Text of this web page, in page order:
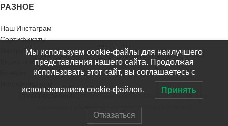
РАЗНОЕ
Наш Инстаграм
Сертификаты
Инструкции
Видео-инструкции
2019 Интернет-магазин СТРОЙПОСТАВЩИК носит
информационный характер и не является публичной офертой.
Мы используем cookie-файлы для наилучшего
представления нашего сайта. Продолжая
использовать этот сайт, вы соглашаетесь с
использованием cookie-файлов. Принять
Отказаться